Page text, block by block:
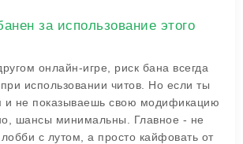
за использование этого
онлайн-игре, риск бана всегда
использовании читов. Но если ты
и не показываешь свою модификацию
шансы минимальны. Главное - не
с лутом, а просто кайфовать от